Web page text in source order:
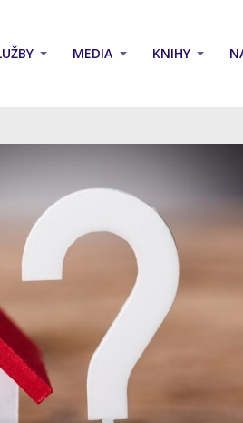
MEDIA KNIHY